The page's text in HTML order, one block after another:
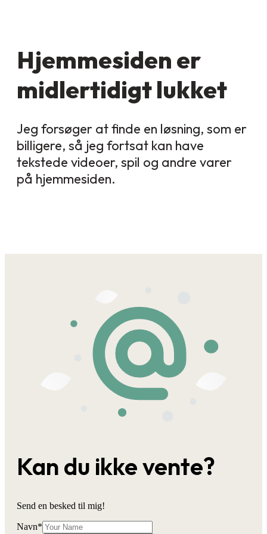
Hjemmesiden er
midlertidigt lukket
Jeg forsøger at finde en løsning, som er
billigere, så jeg fortsat kan have
tekstede videoer, spil og andre varer
på hjemmesiden.
Kan du ikke vente?
Send en besked til mig!
Navn*